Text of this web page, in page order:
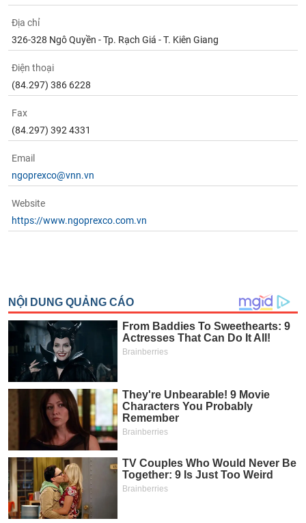
Địa chỉ
326-328 Ngô Quyền - Tp. Rạch Giá - T. Kiên Giang
Điện thoại
(84.297) 386 6228
Fax
(84.297) 392 4331
Email
ngoprexco@vnn.vn
Website
https://www.ngoprexco.com.vn